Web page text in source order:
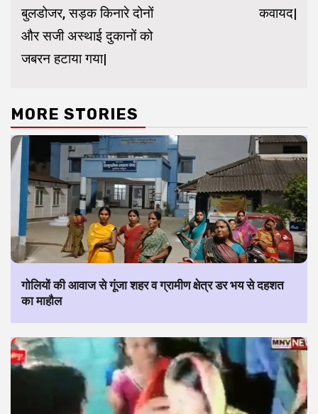
बुलडोजर, सड़क किनारे दोनों
और सजी अस्थाई दुकानों को
जबरन हटाया गया|
कवायद|
MORE STORIES
गोलियों की आवाज से गूंजा शहर व ग्रामीण क्षेत्र डर भय से दहशत
का माहौल